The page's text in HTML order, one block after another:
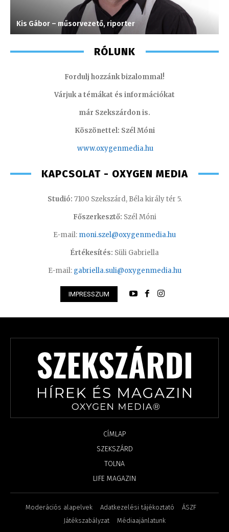
Kis Gábor – műsorvezető, riporter
RÓLUNK
Fordulj hozzánk bizalommal!
Várjuk a témákat és információkat
már Szekszárdon is.
Köszönettel: Szél Móni
www.oxygenmedia.hu
KAPCSOLAT - OXYGEN MEDIA
Studió: 7100 Szekszárd, Béla király tér 5.
Főszerkesztő: Szél Móni
E-mail: moni.szel@oxygenmedia.hu
Értékesítés: Süli Gabriella
E-mail: gabriella.suli@oxygenmedia.hu
IMPRESSZUM
CÍMLAP
SZEKSZÁRD
TOLNA
LIFE MAGAZIN
Moderációs alapelvek Adatkezelési tájékoztató
ÁSZF
Játékszabályzat
Médiaajánlatunk